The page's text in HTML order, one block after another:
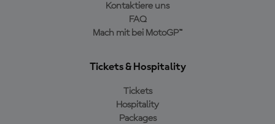
Kontaktiere uns
FAQ
Mach mit bei MotoGP™
Tickets & Hospitality
Tickets
Hospitality
Packages